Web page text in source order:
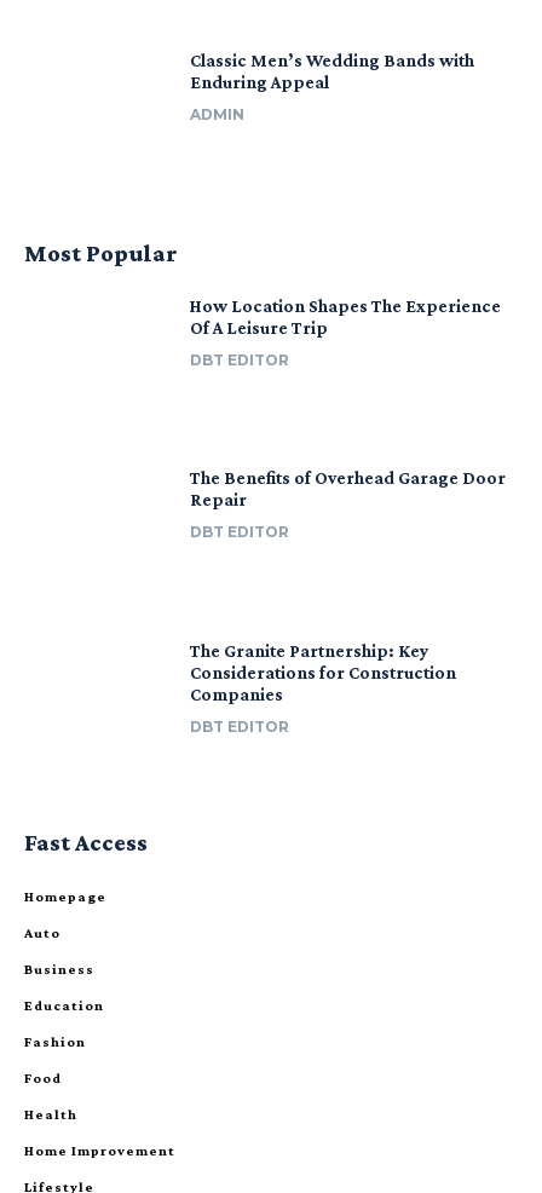
Classic Men’s Wedding Bands with
Enduring Appeal
ADMIN
Most Popular
How Location Shapes The Experience
Of A Leisure Trip
DBT EDITOR
The Benefits of Overhead Garage Door
Repair
DBT EDITOR
The Granite Partnership: Key
Considerations for Construction
Companies
DBT EDITOR
Fast Access
Homepage
Auto
Business
Education
Fashion
Food
Health
Home Improvement
Lifestyle